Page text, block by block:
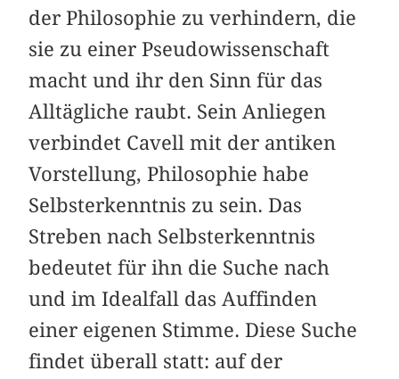
der Philosophie zu verhindern, die
sie zu einer Pseudowissenschaft
macht und ihr den Sinn für das
Alltägliche raubt. Sein Anliegen
verbindet Cavell mit der antiken
Vorstellung, Philosophie habe
Selbsterkenntnis zu sein. Das
Streben nach Selbsterkenntnis
bedeutet für ihn die Suche nach
und im Idealfall das Auffinden
einer eigenen Stimme. Diese Suche
findet überall statt: auf der